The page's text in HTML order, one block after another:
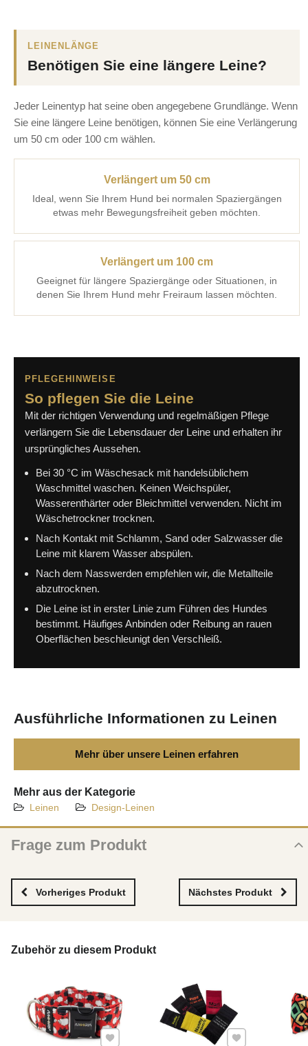
LEINENLÄNGE
Benötigen Sie eine längere Leine?
Jeder Leinentyp hat seine oben angegebene Grundlänge. Wenn
Sie eine längere Leine benötigen, können Sie eine Verlängerung
um 50 cm oder 100 cm wählen.
Verlängert um 50 cm
Ideal, wenn Sie Ihrem Hund bei normalen Spaziergängen
etwas mehr Bewegungsfreiheit geben möchten.
Verlängert um 100 cm
Geeignet für längere Spaziergänge oder Situationen, in
denen Sie Ihrem Hund mehr Freiraum lassen möchten.
PFLEGEHINWEISE
So pflegen Sie die Leine
Mit der richtigen Verwendung und regelmäßigen Pflege
verlängern Sie die Lebensdauer der Leine und erhalten ihr
ursprüngliches Aussehen.
Bei 30 °C im Wäschesack mit handelsüblichem
Waschmittel waschen. Keinen Weichspüler,
Wasserenthärter oder Bleichmittel verwenden. Nicht im
Wäschetrockner trocknen.
Nach Kontakt mit Schlamm, Sand oder Salzwasser die
Leine mit klarem Wasser abspülen.
Nach dem Nasswerden empfehlen wir, die Metallteile
abzutrocknen.
Die Leine ist in erster Linie zum Führen des Hundes
bestimmt. Häufiges Anbinden oder Reibung an rauen
Oberflächen beschleunigt den Verschleiß.
Ausführliche Informationen zu Leinen
Mehr über unsere Leinen erfahren
Mehr aus der Kategorie
Leinen Design-Leinen
Frage zum Produkt
NAME
IHRE FRAGE ZUM PRODUKT
Vorheriges Produkt Nächstes Produkt
Zubehör zu diesem Produkt
Zu Favoriten hinzufügen Zu Favoriten